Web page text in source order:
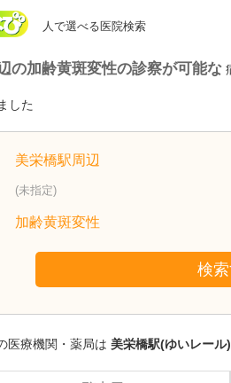
人で選べる医院検索
の加齢黄斑変性の診察が可能な
した
美栄橋駅周辺
(未指定)
加齢黄斑変性
検
医療機関・薬局は 美栄橋駅(ゆいレール)